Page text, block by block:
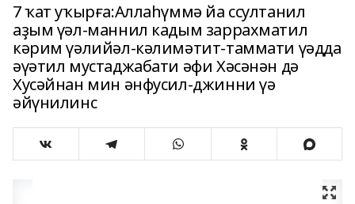
7 ҡат уҡырға:Аллаһүммә йа ссултанил
аҙым үәл-маннил кадым заррахматил
кәрим үәлийәл-кәлимәтит-таммати үәдда
әүәтил мустаджабати әфи Хәсәнән дә
Хусәйнан мин әнфусил-джинни үә
әйүнилинс